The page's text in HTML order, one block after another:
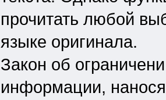
прочитать любой
языке оригинала.
Закон об
информации,